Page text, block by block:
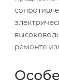
ремонте